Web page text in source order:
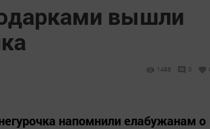
вышли
1488 0
напомнили елабужанам о